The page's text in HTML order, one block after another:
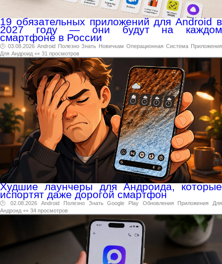
19 обязательных приложений для Android в
2027 году — они будут на каждом
смартфоне в России
🕑 03.08.2026 Android Полезно Знать Новичкам Операционная Система Приложения
Для Андроид 👀 31 просмотров
Худшие лаунчеры для Андроида, которые
испортят даже дорогой смартфон
🕑 02.08.2026 Android Полезно Знать Google Play Обновления Приложения
Для
Андроид 👀 34 просмотров